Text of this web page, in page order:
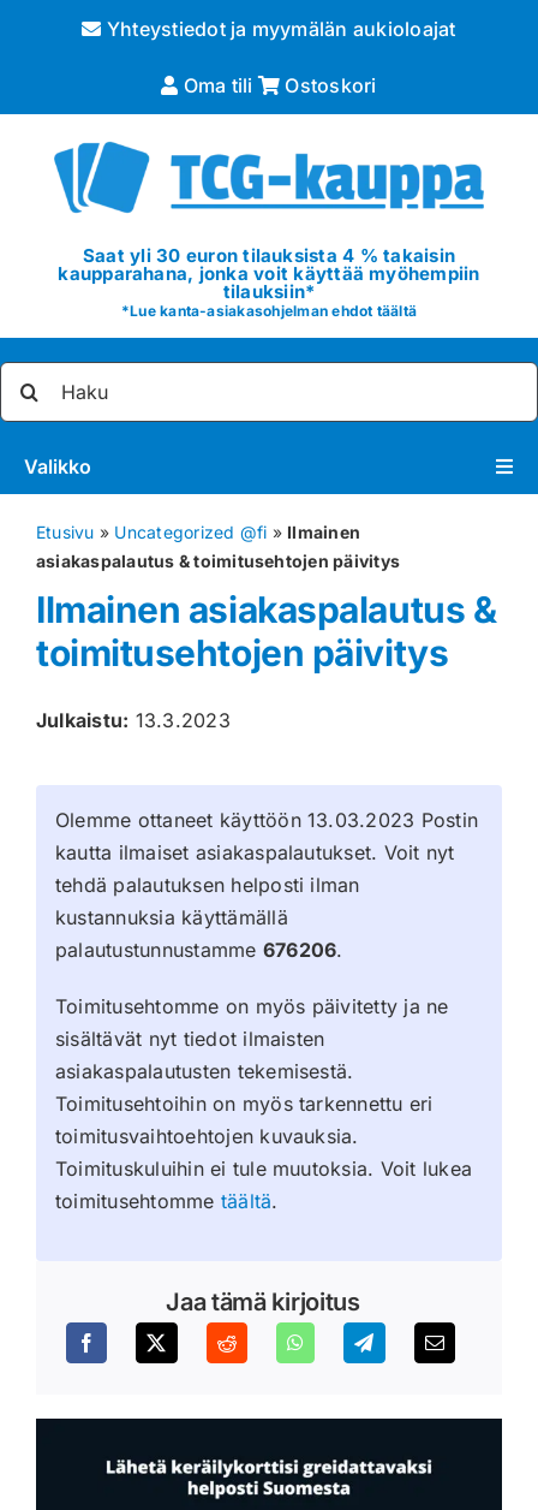
Yhteystiedot ja myymälän aukioloajat
Oma tili Ostoskori
Saat yli 30 euron tilauksista 4 % takaisin
kaupparahana, jonka voit käyttää myöhempiin
tilauksiin*
*Lue kanta-asiakasohjelman ehdot täältä
Valikko
Pokémon
Tarvikkeet
Blind Boksit
Greidatut kortit
Irtokortit
Rip & Ship
Greidauspalvelu
Etusivu » Uncategorized @fi » Ilmainen
asiakaspalautus & toimitusehtojen päivitys
Ilmainen asiakaspalautus &
toimitusehtojen päivitys
Julkaistu: 13.3.2023
Olemme ottaneet käyttöön 13.03.2023 Postin
kautta ilmaiset asiakaspalautukset. Voit nyt
tehdä palautuksen helposti ilman
kustannuksia käyttämällä
palautustunnustamme 676206.
Toimitusehtomme on myös päivitetty ja ne
sisältävät nyt tiedot ilmaisten
asiakaspalautusten tekemisestä.
Toimitusehtoihin on myös tarkennettu eri
toimitusvaihtoehtojen kuvauksia.
Toimituskuluihin ei tule muutoksia. Voit lukea
toimitusehtomme täältä.
Jaa tämä kirjoitus